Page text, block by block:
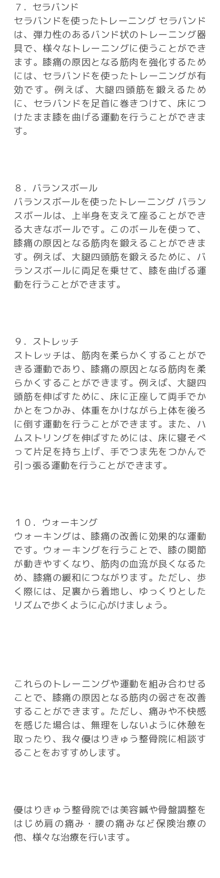
７．セラバンド
セラバンドを使ったトレーニング セラバンド
は、弾力性のあるバンド状のトレーニング器
具で、様々なトレーニングに使うことができ
ます。膝痛の原因となる筋肉を強化するため
には、セラバンドを使ったトレーニングが有
効です。例えば、大腿四頭筋を鍛えるため
に、セラバンドを足首に巻きつけて、床につ
けたまま膝を曲げる運動を行うことができま
す。
８．バランスボール
バランスボールを使ったトレーニング バラン
スボールは、上半身を支えて座ることができ
る大きなボールです。このボールを使って、
膝痛の原因となる筋肉を鍛えることができま
す。例えば、大腿四頭筋を鍛えるために、バ
ランスボールに両足を乗せて、膝を曲げる運
動を行うことができます。
９．ストレッチ
ストレッチは、筋肉を柔らかくすることがで
きる運動であり、膝痛の原因となる筋肉を柔
らかくすることができます。例えば、大腿四
頭筋を伸ばすために、床に正座して両手でか
かとをつかみ、体重をかけながら上体を後ろ
に倒す運動を行うことができます。また、ハ
ムストリングを伸ばすためには、床に寝そべ
って片足を持ち上げ、手でつま先をつかんで
引っ張る運動を行うことができます。
１０．ウォーキング
ウォーキングは、膝痛の改善に効果的な運動
です。ウォーキングを行うことで、膝の関節
が動きやすくなり、筋肉の血流が良くなるた
め、膝痛の緩和につながります。ただし、歩
く際には、足裏から着地し、ゆっくりとした
リズムで歩くように心がけましょう。
これらのトレーニングや運動を組み合わせる
ことで、膝痛の原因となる筋肉の弱さを改善
することができます。ただし、痛みや不快感
を感じた場合は、無理をしないように休憩を
取ったり、我々優はりきゅう整骨院に相談す
ることをおすすめします。
優はりきゅう整骨院では美容鍼や骨盤調整を
はじめ肩の痛み・腰の痛みなど保険治療の
他、様々な治療を行います。